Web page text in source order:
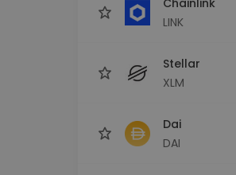
LINK
Stellar
XLM
Dai
DAI